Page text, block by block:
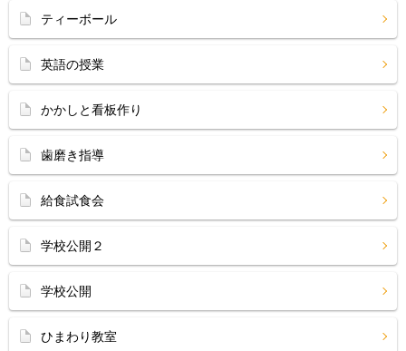
ティーボール
英語の授業
かかしと看板作り
歯磨き指導
給食試食会
学校公開２
学校公開
ひまわり教室